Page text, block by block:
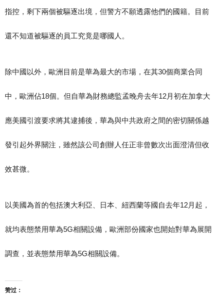
指控，剩下兩個被驅逐出境，但警方不願透露他們的國籍。目前
還不知道被驅逐的員工究竟是哪國人。
除中國以外，歐洲目前是華為最大的市場，在其30個商業合同
中，歐洲佔18個。但自華為財務總監孟晚舟去年12月初在加拿大
應美國引渡要求將其逮捕後，華為與中共政府之間的密切關係越
發引起外界關注，雖然該公司創辦人任正非曾數次出面澄清但收
效甚微。
以美國為首的包括澳大利亞、日本、紐西蘭等國自去年12月起，
就均表態禁用華為5G相關設備，歐洲部份國家也開始對華為展開
調查，並表態禁用華為5G相關設備。
赞过：